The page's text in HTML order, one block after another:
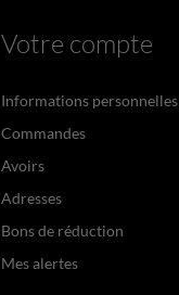
Votre compte
Informations personnelles
Commandes
Avoirs
Adresses
Bons de réduction
Mes alertes